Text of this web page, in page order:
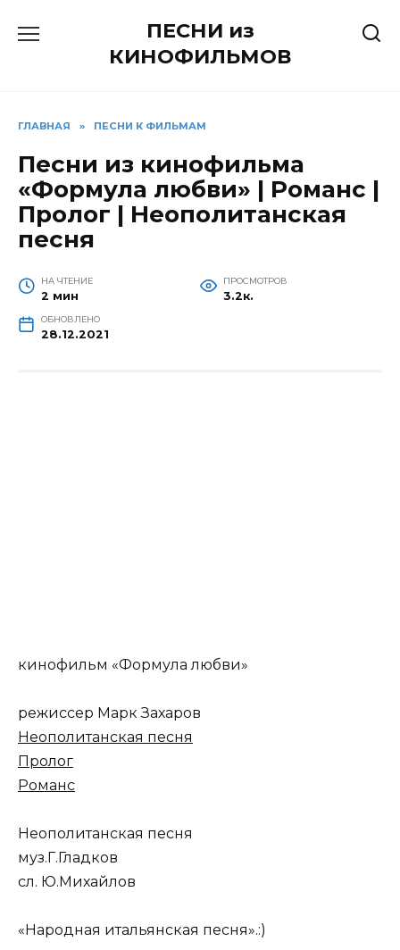
ПЕСНИ из
КИНОФИЛЬМОВ
ГЛАВНАЯ » ПЕСНИ К ФИЛЬМАМ
Песни из кинофильма
«Формула любви» | Романс |
Пролог | Неополитанская
песня
НА ЧТЕНИЕ
2 мин
ПРОСМОТРОВ
3.2к.
ОБНОВЛЕНО
28.12.2021
кинофильм «Формула любви»
режиссер Марк Захаров
Неополитанская песня
Пролог
Романс
Неополитанская песня
муз.Г.Гладков
сл. Ю.Михайлов
«Народная итальянская песня».:)